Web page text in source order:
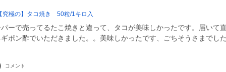
究極の】タコ焼き 50粒/1キロ入
ーで売ってるたこ焼きと違って、タコが美味しかったです。届いて
ポン酢でいただきました。。美味しかったです、ごちそうさまでし
コメント